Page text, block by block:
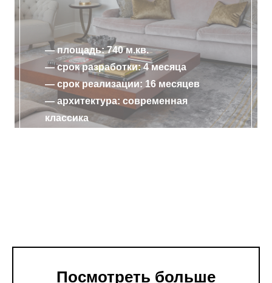
— площадь: 740 м.кв.
— срок разработки: 4 месяца
— срок реализации: 16 месяцев
— архитектура: современная
классика
Посмотреть больше